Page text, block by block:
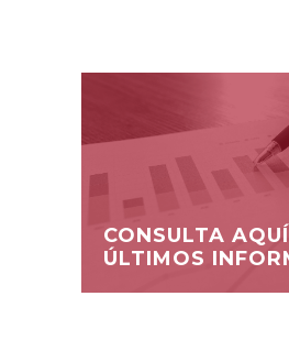
CONSULTA
ÚLTIMOS